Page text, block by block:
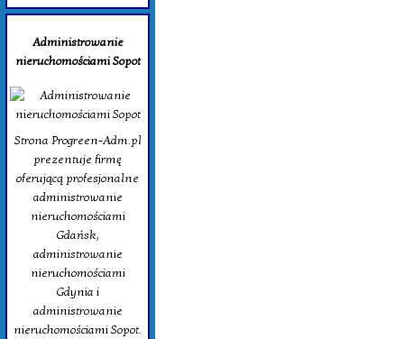
Administrowanie
nieruchomościami Sopot
Strona Progreen-Adm.pl
prezentuje firmę
oferującą profesjonalne
administrowanie
nieruchomościami
Gdańsk,
administrowanie
nieruchomościami
Gdynia i
administrowanie
nieruchomościami Sopot.